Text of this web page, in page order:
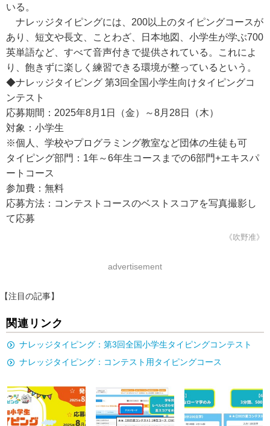
いる。
ナレッジタイピングには、200以上のタイピングコースが
あり、短文や長文、ことわざ、日本地図、小学生が学ぶ700
英単語など、すべて音声付きで提供されている。これによ
り、飽きずに楽しく練習できる環境が整っているという。
◆ナレッジタイピング 第3回全国小学生向けタイピングコ
ンテスト
応募期間：2025年8月1日（金）～8月28日（木）
対象：小学生
※個人、学校やプログラミング教室など団体の生徒も可
タイピング部門：1年～6年生コースまでの6部門+エキスパ
ートコース
参加費：無料
応募方法：コンテストコースのベストスコアを写真撮影し
て応募
《吹野准》
advertisement
【注目の記事】
関連リンク
ナレッジタイピング：第3回全国小学生タイピングコンテスト
ナレッジタイピング：コンテスト用タイピングコース